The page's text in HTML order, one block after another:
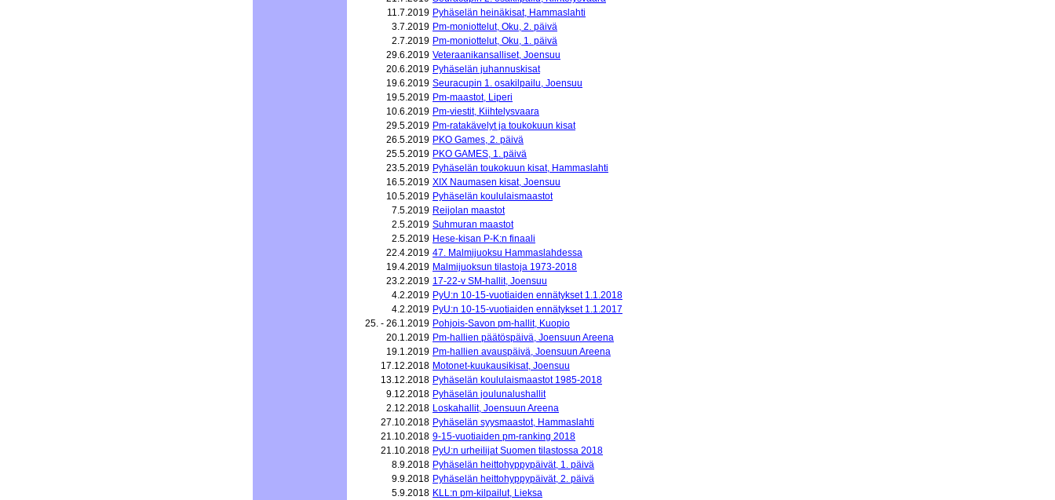
11.7.2019 Pyhäselän heinäkisat, Hammaslahti
3.7.2019 Pm-moniottelut, Oku, 2. päivä
2.7.2019 Pm-moniottelut, Oku, 1. päivä
29.6.2019 Veteraanikansalliset, Joensuu
20.6.2019 Pyhäselän juhannuskisat
19.6.2019 Seuracupin 1. osakilpailu, Joensuu
19.5.2019 Pm-maastot, Liperi
10.6.2019 Pm-viestit, Kiihtelysvaara
29.5.2019 Pm-ratakävelyt ja toukokuun kisat
26.5.2019 PKO Games, 2. päivä
25.5.2019 PKO GAMES, 1. päivä
23.5.2019 Pyhäselän toukokuun kisat, Hammaslahti
16.5.2019 XIX Naumasen kisat, Joensuu
10.5.2019 Pyhäselän koululaismaastot
7.5.2019 Reijolan maastot
2.5.2019 Suhmuran maastot
2.5.2019 Hese-kisan P-K:n finaali
22.4.2019 47. Malmijuoksu Hammaslahdessa
19.4.2019 Malmijuoksun tilastoja 1973-2018
23.2.2019 17-22-v SM-hallit, Joensuu
4.2.2019 PyU:n 10-15-vuotiaiden ennätykset 1.1.2018
4.2.2019 PyU:n 10-15-vuotiaiden ennätykset 1.1.2017
25. - 26.1.2019 Pohjois-Savon pm-hallit, Kuopio
20.1.2019 Pm-hallien päätöspäivä, Joensuun Areena
19.1.2019 Pm-hallien avauspäivä, Joensuun Areena
17.12.2018 Motonet-kuukausikisat, Joensuu
13.12.2018 Pyhäselän koululaismaastot 1985-2018
9.12.2018 Pyhäselän joulunalushallit
2.12.2018 Loskahallit, Joensuun Areena
27.10.2018 Pyhäselän syysmaastot, Hammaslahti
21.10.2018 9-15-vuotiaiden pm-ranking 2018
21.10.2018 PyU:n urheilijat Suomen tilastossa 2018
8.9.2018 Pyhäselän heittohyppypäivät, 1. päivä
9.9.2018 Pyhäselän heittohyppypäivät, 2. päivä
5.9.2018 KLL:n pm-kilpailut, Lieksa